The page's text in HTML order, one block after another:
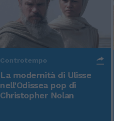
Controtempo
La modernità di Ulisse
nell'Odissea pop di
Christopher Nolan